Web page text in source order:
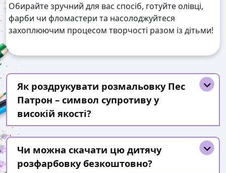
Обирайте зручний для вас спосіб, готуйте олівці,
фарби чи фломастери та насолоджуйтеся
захоплюючим процесом творчості разом із дітьми!
Як роздрукувати розмальовку Пес
Патрон – символ супротиву у
високій якості?
Чи можна скачати цю дитячу
розфарбовку безкоштовно?